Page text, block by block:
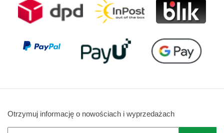
Otrzymuj informację o nowościach i wyprzedażach